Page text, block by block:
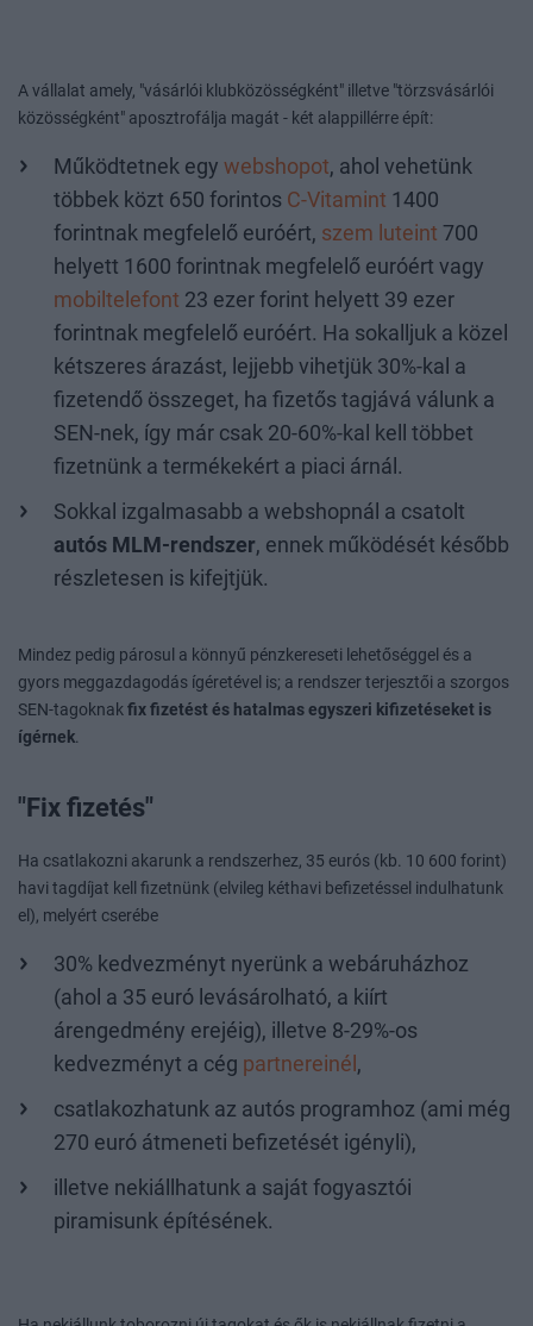
A vállalat amely, "vásárlói klubközösségként" illetve "törzsvásárlói
közösségként" aposztrofálja magát - két alappillérre épít:
Működtetnek egy webshopot, ahol vehetünk
többek közt 650 forintos C-Vitamint 1400
forintnak megfelelő euróért, szem luteint 700
helyett 1600 forintnak megfelelő euróért vagy
mobiltelefont 23 ezer forint helyett 39 ezer
forintnak megfelelő euróért. Ha sokalljuk a közel
kétszeres árazást, lejjebb vihetjük 30%-kal a
fizetendő összeget, ha fizetős tagjává válunk a
SEN-nek, így már csak 20-60%-kal kell többet
fizetnünk a termékekért a piaci árnál.
Sokkal izgalmasabb a webshopnál a csatolt
autós MLM-rendszer, ennek működését később
részletesen is kifejtjük.
Mindez pedig párosul a könnyű pénzkereseti lehetőséggel és a
gyors meggazdagodás ígéretével is; a rendszer terjesztői a szorgos
SEN-tagoknakfix fizetést és hatalmas egyszeri kifizetéseket is
ígérnek.
"Fix fizetés"
Ha csatlakozni akarunk a rendszerhez, 35 eurós (kb. 10 600 forint)
havi tagdíjat kell fizetnünk (elvileg kéthavi befizetéssel indulhatunk
el), melyért cserébe
30% kedvezményt nyerünk a webáruházhoz
(ahol a 35 euró levásárolható, a kiírt
árengedmény erejéig), illetve 8-29%-os
kedvezményt a cég partnereinél ,
csatlakozhatunk az autós programhoz (ami még
270 euró átmeneti befizetését igényli),
illetve nekiállhatunk a saját fogyasztói
piramisunk építésének.